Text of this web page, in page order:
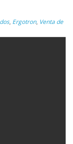
, Ergotron, Venta de